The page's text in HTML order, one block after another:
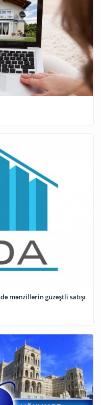
mənzillərin güzəştli satışı